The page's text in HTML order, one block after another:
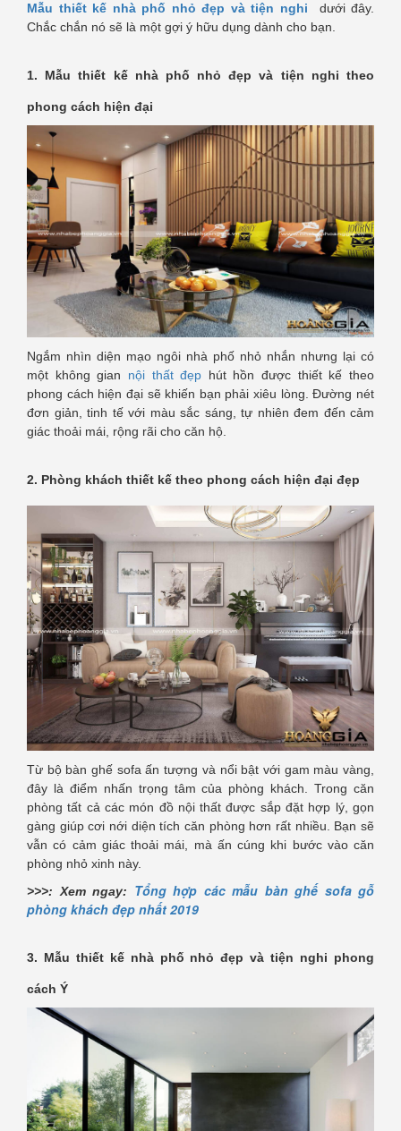
Mẫu thiết kế nhà phố nhỏ đẹp và tiện nghi
dưới đây.
Chắc chắn nó sẽ là một gợi ý hữu dụng dành cho bạn.
1. Mẫu thiết kế nhà phố nhỏ đẹp và tiện nghi theo
phong cách hiện đại
Ngắm nhìn diện mạo ngôi nhà phố nhỏ nhắn nhưng lại có
một không gian nội thất đẹp hút hồn được thiết kế theo
phong cách hiện đại sẽ khiến bạn phải xiêu lòng. Đường nét
đơn giản, tinh tế với màu sắc sáng, tự nhiên đem đến cảm
giác thoải mái, rộng rãi cho căn hộ.
2. Phòng khách thiết kế theo phong cách hiện đại đẹp
Từ bộ bàn ghế sofa ấn tượng và nổi bật với gam màu vàng,
đây là điểm nhấn trọng tâm của phòng khách. Trong căn
phòng tất cả các món đồ nội thất được sắp đặt hợp lý, gọn
gàng giúp cơi nới diện tích căn phòng hơn rất nhiều. Bạn sẽ
vẫn có cảm giác thoải mái, mà ấn cúng khi bước vào căn
phòng nhỏ xinh này.
>>>: Xem ngay: Tổng hợp các mẫu bàn ghế sofa gỗ
phòng khách đẹp nhất 2019
3. Mẫu thiết kế nhà phố nhỏ đẹp và tiện nghi phong
cách Ý